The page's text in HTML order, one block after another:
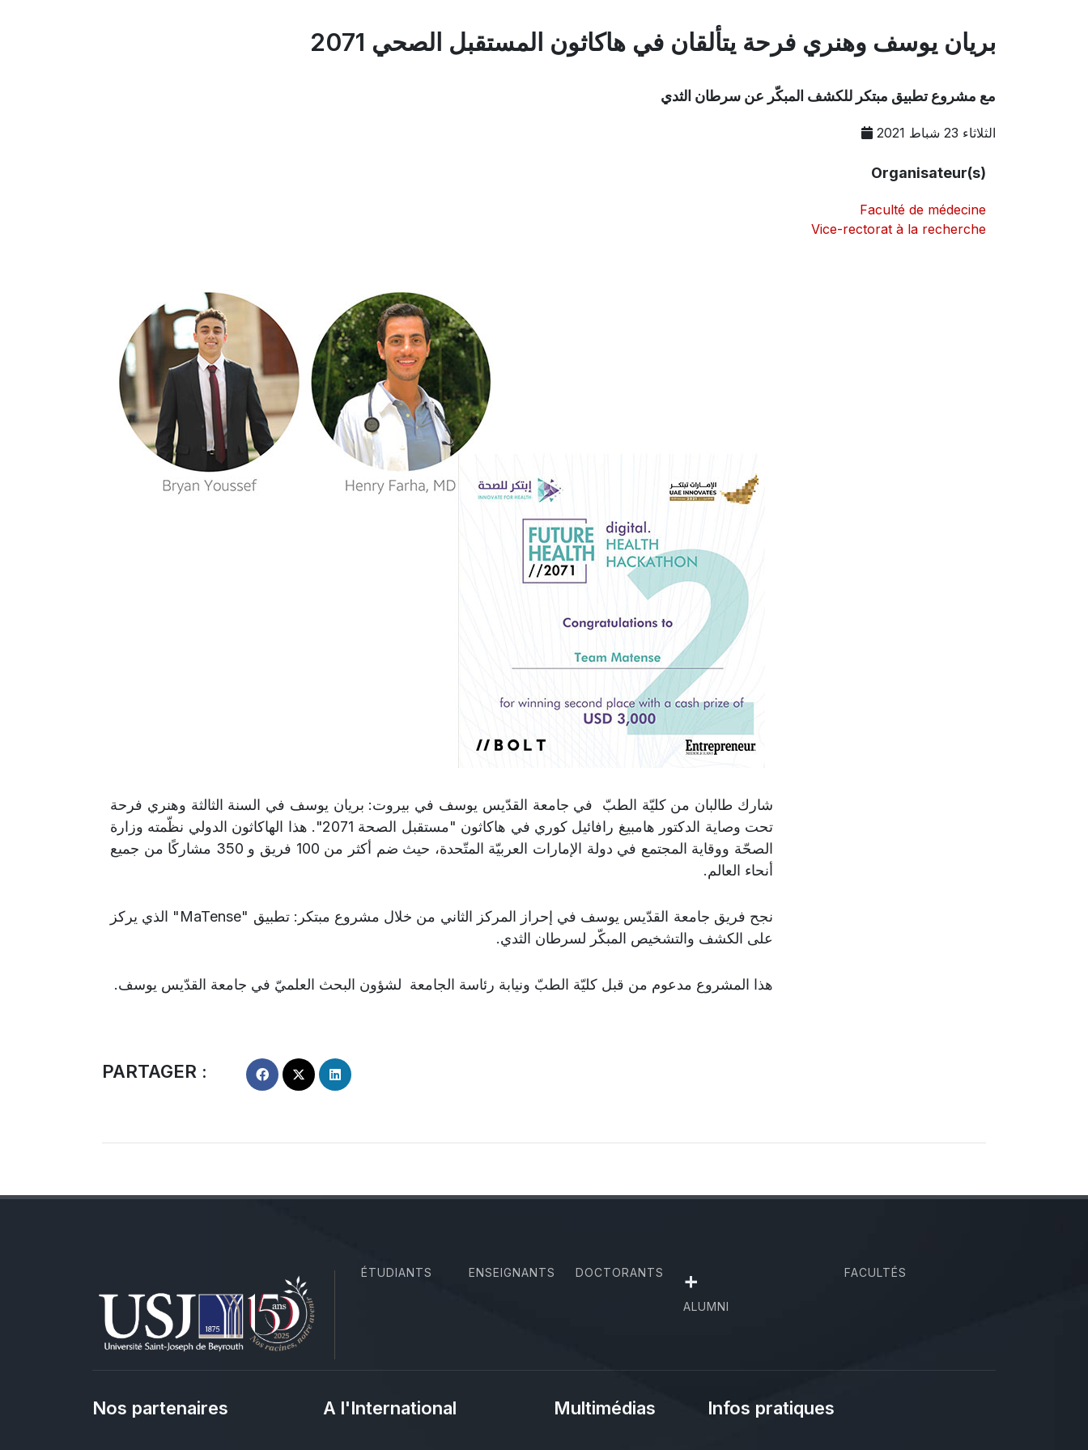
بريان يوسف وهنري فرحة يتألقان في هاكاثون المستقبل الصحي 2071
مع مشروع تطبيق مبتكر للكشف المبكّر عن سرطان الثدي
الثلاثاء 23 شباط 2021
Organisateur(s)
Faculté de médecine
Vice-rectorat à la recherche
شارك طالبان من كليّة الطبّ في جامعة القدّيس يوسف في بيروت: بريان يوسف في السنة الثالثة وهنري فرحة
تحت وصاية الدكتور هامبيغ رافائيل كوري في هاكاثون "مستقبل الصحة 2071". هذا الهاكاثون الدولي نظّمته وزارة
الصحّة ووقاية المجتمع في دولة الإمارات العربيّة المتّحدة، حيث ضم أكثر من 100 فريق و 350 مشاركًا من جميع
أنحاء العالم.
نجح فريق جامعة القدّيس يوسف في إحراز المركز الثاني من خلال مشروع مبتكر: تطبيق "MaTense" الذي يركز
على الكشف والتشخيص المبكّر لسرطان الثدي.
هذا المشروع مدعوم من قبل كليّة الطبّ ونيابة رئاسة الجامعة لشؤون البحث العلميّ في جامعة القدّيس يوسف.
PARTAGER :
ÉTUDIANTS ENSEIGNANTS DOCTORANTS +
ALUMNI
FACULTÉS
Nos partenaires A l'International Multimédias Infos pratiques